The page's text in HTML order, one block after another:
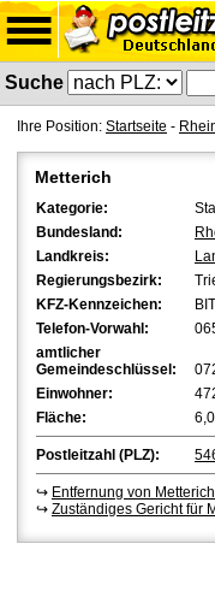
Suche
Ihre Position: Startseite -
Metterich
Kategorie:
Bundesland:
Landkreis:
Regierungsbezirk:
KFZ-Kennzeichen:
BIT
Telefon-Vorwahl:
amtlicher
Gemeindeschlüssel:
Einwohner:
Fläche:
Postleitzahl (PLZ):
↪ Entfernung von
↪ Zuständiges Gericht für